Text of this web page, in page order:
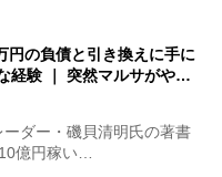
円の負債と引き換えに手に
経験 ｜ 突然マルサがや…
ダー・磯貝清明氏の著書
億円稼い…